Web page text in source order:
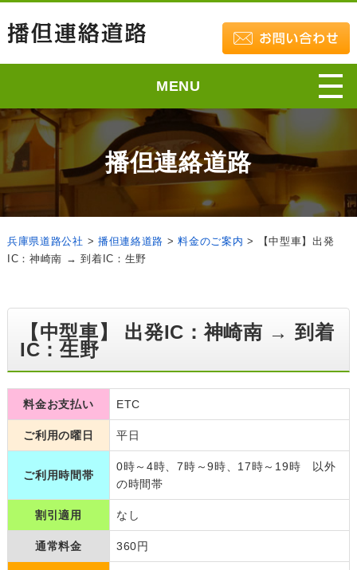
MENU
播但連絡道路
兵庫県道路公社 > 播但連絡道路 >料金のご案内 >
【中型車】出発
IC：神崎南 → 到着IC：生野
【中型車】 出発IC：神崎南 → 到着
IC：生野
料金お支払い ETC
ご利用の曜日 平日
ご利用時間帯
0時～4時、7時～9時、17時～19時 以外
の時間帯
割引適用 なし
通常料金 360円